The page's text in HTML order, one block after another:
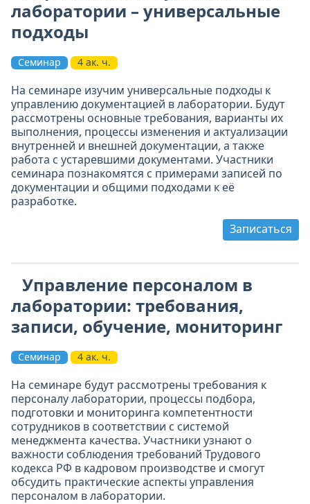
лаборатории – универсальные
подходы
Семинар 4 ак. ч.
На семинаре изучим универсальные подходы к
управлению документацией в лаборатории. Будут
рассмотрены основные требования, варианты их
выполнения, процессы изменения и актуализации
внутренней и внешней документации, а также
работа с устаревшими документами. Участники
семинара познакомятся с примерами записей по
документации и общими подходами к её
разработке.
Записаться
Управление персоналом в
лаборатории: требования,
записи, обучение, мониторинг
Семинар 4 ак. ч.
На семинаре будут рассмотрены требования к
персоналу лаборатории, процессы подбора,
подготовки и мониторинга компетентности
сотрудников в соответствии с системой
менеджмента качества. Участники узнают о
важности соблюдения требований Трудового
кодекса РФ в кадровом производстве и смогут
обсудить практические аспекты управления
персоналом в лаборатории.